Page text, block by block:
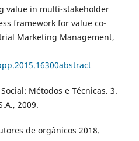
value in multi-stakeholder
framework for value co-
Marketing Management,
Social: Métodos e Técnicas. 3.
2009.
de orgânicos 2018.